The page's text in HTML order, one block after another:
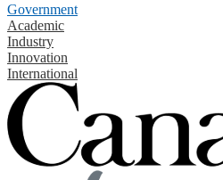
Government
Academic
Industry
Innovation
International